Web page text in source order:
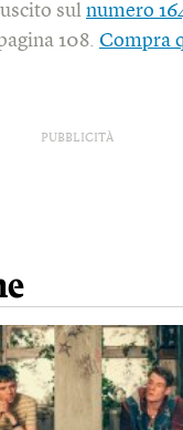
sul numero
108. Compra
PUBBLICITÀ